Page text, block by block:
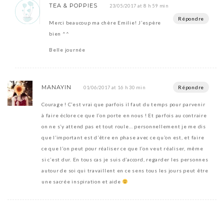
TEA & POPPIES 23/05/2017 at 8 h 59 min
Répondre
Merci beaucoup ma chère Emilie! J’espère
bien ^^
Belle journée
MANAYIN 01/06/2017 at 16 h 30 min Répondre
Courage ! C’est vrai que parfois il faut du temps pour parvenir
à faire éclore ce que l’on porte en nous ! Et parfois au contraire
on ne s’y attend pas et tout roule… personnellement je me dis
que l’important est d’être en phase avec ce qu’on est, et faire
ce que l’on peut pour réaliser ce que l’on veut réaliser, même
si c’est dur. En tous cas je suis d’accord, regarder les personnes
autour de soi qui travaillent en ce sens tous les jours peut être
une sacrée inspiration et aide